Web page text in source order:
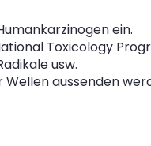
ein.
Toxicology
usw.
aussenden